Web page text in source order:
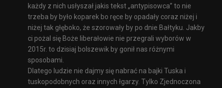
każdy z nich usłyszał jakis tekst „antypisowca” to nie
trzeba by było koparek bo ręce by opadały coraz niżej i
niżej tak głęboko, że szorowały by po dnie Bałtyku. Jakby
ci pożal się Boże liberałowie nie przegrali wyborów w
2015r. to dzisiaj bolszewik by gonił nas różnymi
sposobami.
Dlatego ludzie nie dajmy się nabrać na bajki Tuska i
tuskopodobnych oraz innych łgarzy. Tylko Zjednoczona